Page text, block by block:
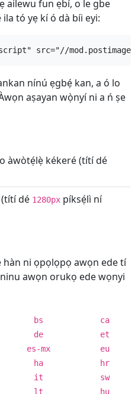
ailewu fun ẹbí, o le gbe
tó yẹ kí ó dà bíi eyi:
src="//
nínú ẹgbẹ́ kan, a ó lo
aṣayan wọ̀nyí ni a ń ṣe
àwòtẹ́lẹ̀ kékeré (títí dé
dé 1280px píksẹ́lì ní
ni ọpọlọpọ awọn ede tí
awọn orukọ ede wọnyi
bs
ca
de
et
es-mx
eu
ha
hr
it
sw
lt
hu